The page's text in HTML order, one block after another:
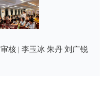
审核 | 李玉冰 朱丹 刘广锐